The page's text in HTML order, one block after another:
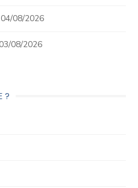
04/08/2026
03/08/2026
?